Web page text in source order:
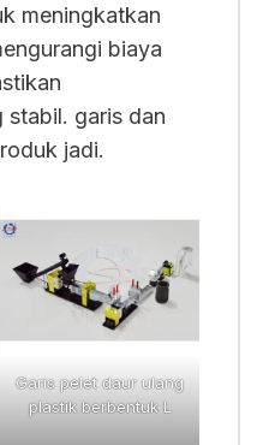
meningkatkan
biaya
stabil. garis dan
jadi.
Garis pelet daur ulang
plastik berbentuk L